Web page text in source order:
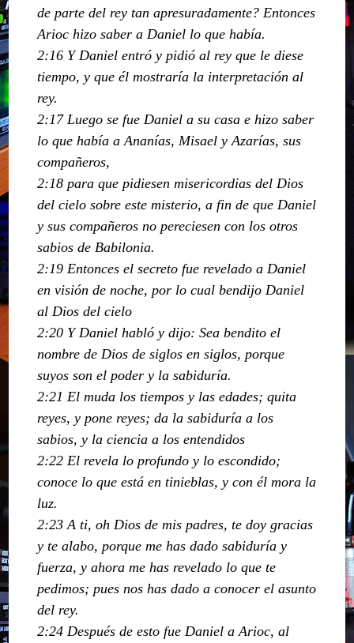
de parte del rey tan apresuradamente? Entonces
Arioc hizo saber a Daniel lo que había.
2:16 Y Daniel entró y pidió al rey que le diese
tiempo, y que él mostraría la interpretación al
rey.
2:17 Luego se fue Daniel a su casa e hizo saber
lo que había a Ananías, Misael y Azarías, sus
compañeros,
2:18 para que pidiesen misericordias del Dios
del cielo sobre este misterio, a fin de que Daniel
y sus compañeros no pereciesen con los otros
sabios de Babilonia.
2:19 Entonces el secreto fue revelado a Daniel
en visión de noche, por lo cual bendijo Daniel
al Dios del cielo
2:20 Y Daniel habló y dijo: Sea bendito el
nombre de Dios de siglos en siglos, porque
suyos son el poder y la sabiduría.
2:21 El muda los tiempos y las edades; quita
reyes, y pone reyes; da la sabiduría a los
sabios, y la ciencia a los entendidos
2:22 El revela lo profundo y lo escondido;
conoce lo que está en tinieblas, y con él mora la
luz.
2:23 A ti, oh Dios de mis padres, te doy gracias
y te alabo, porque me has dado sabiduría y
fuerza, y ahora me has revelado lo que te
pedimos; pues nos has dado a conocer el asunto
del rey.
2:24 Después de esto fue Daniel a Arioc, al